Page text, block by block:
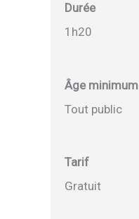
Durée
1h20
Âge minimum
Tout public
Tarif
Gratuit